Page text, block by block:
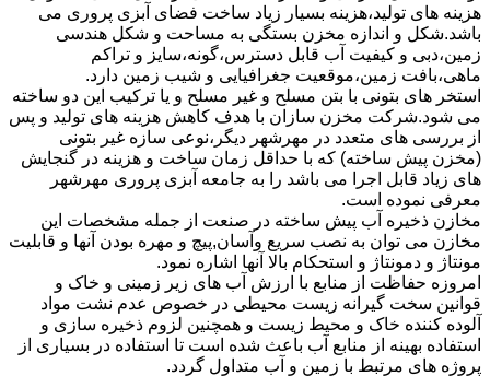
هزینه های تولید،هزینه بسیار زیاد ساخت فضای آبزی پروری می
باشد.شکل و اندازه مخزن بستگی به مساحت و شکل هندسی
زمین،دبی و کیفیت آب قابل دسترس،گونه،سایز و تراکم
ماهی،بافت زمین،موقعیت جغرافیایی و شیب زمین دارد.
استخر های بتونی با بتن مسلح و غیر مسلح و یا ترکیب این دو ساخته
می شود.شرکت مخزن سازان با هدف کاهش هزینه های تولید و پس
از بررسی های متعدد در مهرشهر دیگر،نوعی سازه غیر بتونی
(مخزن پیش ساخته) که با حداقل زمان ساخت و هزینه در گنجایش
های زیاد قابل اجرا می باشد را به جامعه آبزی پروری مهرشهر
معرفی نموده است.
مخازن ذخیره آب پیش ساخته در صنعت از جمله مشخصات این
مخازن می توان به نصب سریع وآسان,پیچ و مهره بودن آنها و قابلیت
مونتاژ و دمونتاژ و استحکام بالا آنها اشاره نمود.
امروزه حفاظت از منابع با ارزش آب های زیر زمینی و خاک و
قوانین سخت گیرانه زیست محیطی در خصوص عدم نشت مواد
آلوده کننده خاک و محیط زیست و همچنین لزوم ذخیره سازی و
استفاده بهینه از منابع آب باعث شده است تا استفاده در بسیاری از
پروژه های مرتبط با زمین و آب متداول گردد.